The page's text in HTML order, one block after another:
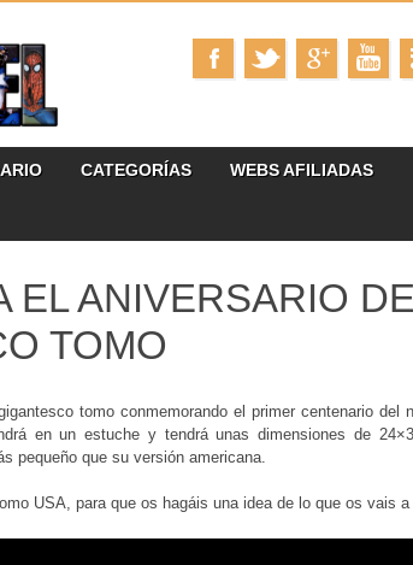
CATEGORÍAS WEBS AFILIADAS
EL ANIVERSARIO
TOMO
tomo conmemorando el primer centenario del
en un estuche y tendrá unas dimensiones de
pequeño que su versión americana.
USA, para que os hagáis una idea de lo que os vais a